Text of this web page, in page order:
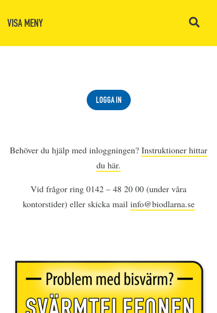
VISA MENY
LOGGA IN
Behöver du hjälp med inloggningen? Instruktioner hittar
du här.
Vid frågor ring 0142 – 48 20 00 (under våra
kontorstider) eller skicka mail info@biodlarna.se